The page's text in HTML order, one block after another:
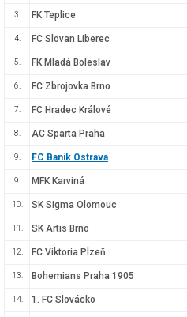
3. FK Teplice
4. FC Slovan Liberec
5. FK Mladá Boleslav
6. FC Zbrojovka Brno
7. FC Hradec Králové
8. AC Sparta Praha
9. FC Baník Ostrava
9. MFK Karviná
10. SK Sigma Olomouc
11. SK Artis Brno
12. FC Viktoria Plzeň
13. Bohemians Praha 1905
14. 1. FC Slovácko